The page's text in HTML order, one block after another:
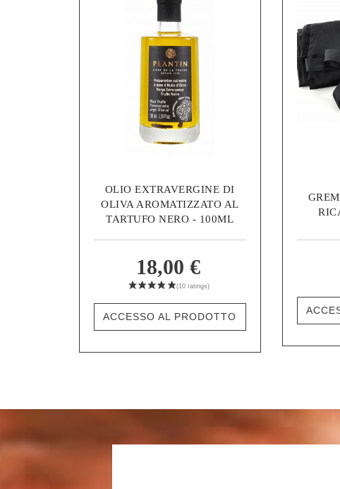
OLIO EXTRAVERGINE DI
OLIVA AROMATIZZATO AL
TARTUFO NERO - 100ML
18,00 €
ACCESSO AL PRODOTTO